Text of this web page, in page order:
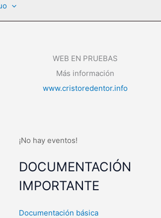
WEB EN PRUEBAS
Más información
www.cristoredentor.info
¡No hay eventos!
DOCUMENTACIÓN
IMPORTANTE
Documentación básica